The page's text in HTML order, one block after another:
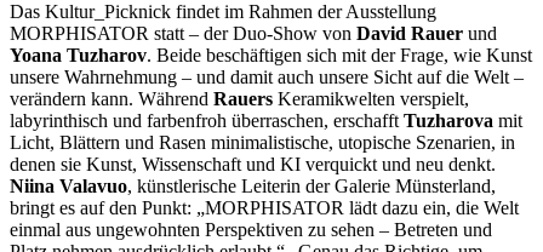
Das Kultur_Picknick findet im Rahmen der Ausstellung
MORPHISATOR statt – der Duo-Show von David Rauer und
Yoana Tuzharov. Beide beschäftigen sich mit der Frage, wie Kunst
unsere Wahrnehmung – und damit auch unsere Sicht auf die Welt –
verändern kann. Während Rauers Keramikwelten verspielt,
labyrinthisch und farbenfroh überraschen, erschafft Tuzharova mit
Licht, Blättern und Rasen minimalistische, utopische Szenarien, in
denen sie Kunst, Wissenschaft und KI verquickt und neu denkt.
Niina Valavuo, künstlerische Leiterin der Galerie Münsterland,
bringt es auf den Punkt: „MORPHISATOR lädt dazu ein, die Welt
einmal aus ungewohnten Perspektiven zu sehen – Betreten und